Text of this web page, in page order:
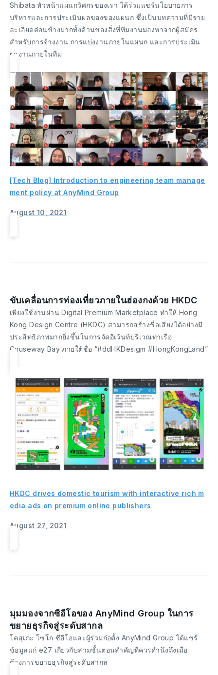
Shibata หัวหน้าแผนกวิศกรของเรา ได้ร่วมแชร์นโยบายการ
บริหารและการประเมินผลของของแผนก ซึ่งเป็นบทความที่มีราย
ละเอียดค่อนข้างมากทั้งด้านของสิ่งที่ทีมงานมองหาจากผู้สมัคร
สำหรับการจ้างงาน การแบ่งงานภายในแผนก และการประเมิน
ผลงานภายในทีม
[Tech Blog] Introduction to engineering team manage
ment policy at AnyMind Group
August 10, 2021
ขับเคลื่อนการท่องเที่ยวภายในฮ่องกงด้วย HKDC
เพียงใช้งานผ่าน Digital Premium Marketplace ทำให้ Hong
Kong Design Centre (HKDC) สามารถสร้างชื่อเสียงได้อย่างมี
ประสิทธิภาพมากยิ่งขึ้นในการจัดอีเว้นท์บริเวณท่าเรือ
Causeway Bay ภายใต้ชื่อ “#ddHKDesigm #HongKongLand”
HKDC drives domestic tourism with interactive rich m
edia ads on premium online publishers
August 27, 2021
มุมมองจากซีอีโอของ AnyMind Group ในการ
ขยายธุรกิจสู่ระดับสากล
โคสุเกะ โซโก ซีอีโอและผู้ร่วมก่อตั้ง AnyMind Group ได้แชร์
ข้อมูลแก่ e27 เกี่ยวกับสามขั้นตอนสำคัญที่ควรคำนึงถึงเมื่อ
ต้องการขยายธุรกิจสู่ระดับสากล